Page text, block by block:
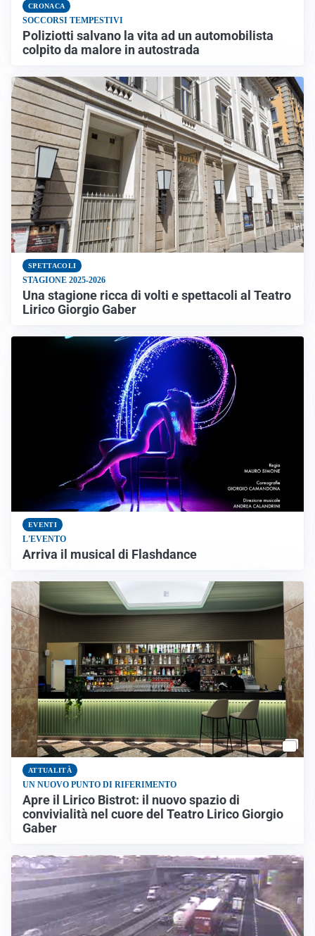
CRONACA
SOCCORSI TEMPESTIVI
Poliziotti salvano la vita ad un automobilista
colpito da malore in autostrada
SPETTACOLI
STAGIONE 2025-2026
Una stagione ricca di volti e spettacoli al Teatro
Lirico Giorgio Gaber
EVENTI
L'EVENTO
Arriva il musical di Flashdance
ATTUALITÀ
UN NUOVO PUNTO DI RIFERIMENTO
Apre il Lirico Bistrot: il nuovo spazio di
convivialità nel cuore del Teatro Lirico Giorgio
Gaber